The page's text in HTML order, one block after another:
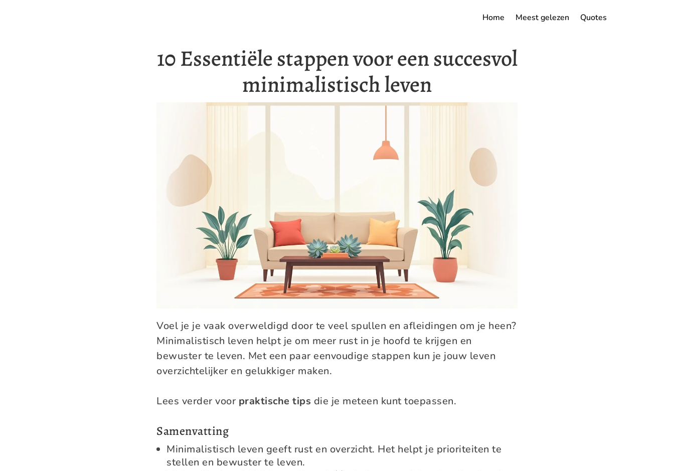
Home Meest gelezen Quotes
10 Essentiële stappen voor een succesvol
minimalistisch leven
Voel je je vaak overweldigd door te veel spullen en afleidingen om je heen?
Minimalistisch leven helpt je om meer rust in je hoofd te krijgen en
bewuster te leven. Met een paar eenvoudige stappen kun je jouw leven
overzichtelijker en gelukkiger maken.
Lees verder voor praktische tips die je meteen kunt toepassen.
Samenvatting
Minimalistisch leven geeft rust en overzicht. Het helpt je prioriteiten te
stellen en bewuster te leven.